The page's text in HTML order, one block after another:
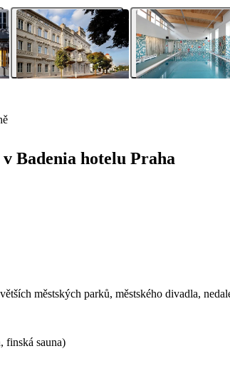
Badenia hotelu Praha
městských parků, městského divadla,
finská sauna)